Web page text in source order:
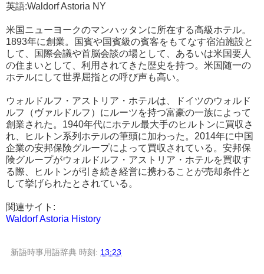
英語:Waldorf Astoria NY
米国ニューヨークのマンハッタンに所在する高級ホテル。
1893年に創業。国賓や国賓級の賓客をもてなす宿泊施設と
して、国際会議や首脳会談の場として、あるいは米国要人
の住まいとして、利用されてきた歴史を持つ。米国随一の
ホテルにして世界屈指との呼び声も高い。
ウォルドルフ・アストリア・ホテルは、ドイツのウォルド
ルフ（ヴァルドルフ）にルーツを持つ富豪の一族によって
創業された。1940年代にホテル最大手のヒルトンに買収さ
れ、ヒルトン系列ホテルの筆頭に加わった。2014年に中国
企業の安邦保険グループによって買収されている。安邦保
険グループがウォルドルフ・アストリア・ホテルを買収す
る際、ヒルトンが引き続き経営に携わることが売却条件と
して挙げられたとされている。
関連サイト:
Waldorf Astoria History
新語時事用語辞典 時刻: 13:23